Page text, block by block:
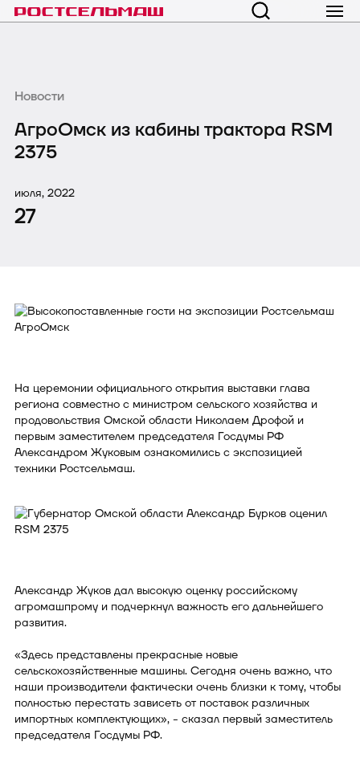
Новости
АгроОмск из кабины трактора RSM
2375
июля, 2022
27
На церемонии официального открытия выставки глава
региона совместно с министром сельского хозяйства и
продовольствия Омской области Николаем Дрофой и
первым заместителем председателя Госдумы РФ
Александром Жуковым ознакомились с экспозицией
техники Ростсельмаш.
Александр Жуков дал высокую оценку российскому
агромашпрому и подчеркнул важность его дальнейшего
развития.
«Здесь представлены прекрасные новые
сельскохозяйственные машины. Сегодня очень важно, что
наши производители фактически очень близки к тому, чтобы
полностью перестать зависеть от поставок различных
импортных комплектующих», - сказал первый заместитель
председателя Госдумы РФ.